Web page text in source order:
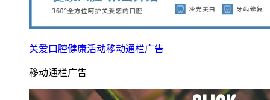
关爱口腔健康活动移动通栏广告
移动通栏广告